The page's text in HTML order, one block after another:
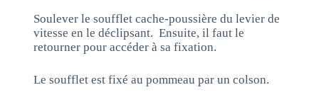
Soulever le soufflet cache-poussière du levier de
vitesse en le déclipsant. Ensuite, il faut le
retourner pour accéder à sa fixation.
Le soufflet est fixé au pommeau par un colson.